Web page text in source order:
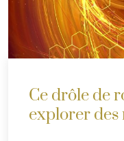
Ce drôle de
explorer des